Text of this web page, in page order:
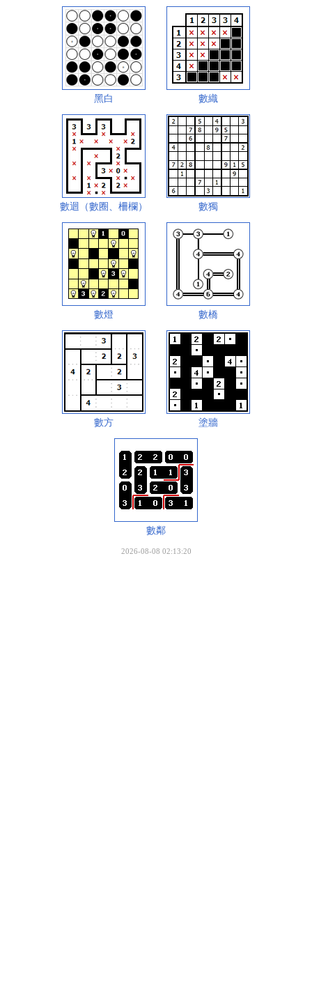
黑白 數織
數迴（數圈、柵欄） 數獨
數燈 數橋
數方 塗牆
數鄰
2026-08-08 02:13:20